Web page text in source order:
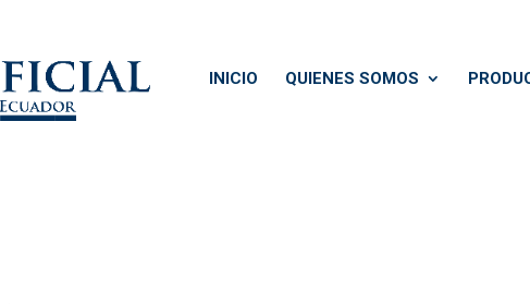
INICIO QUIENES SOMOS